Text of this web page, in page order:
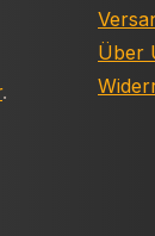
.
Über